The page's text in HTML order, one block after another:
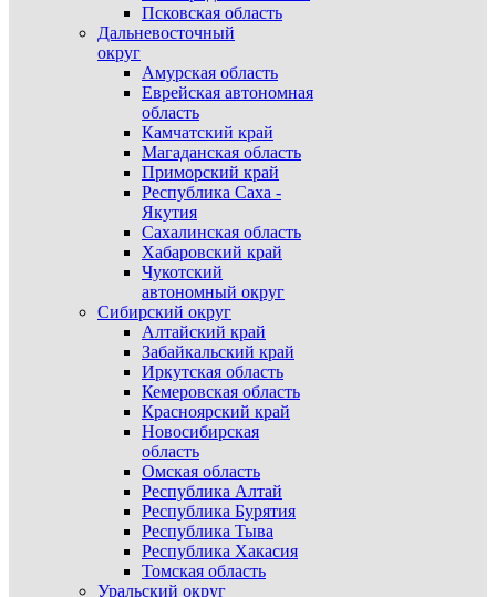
Псковская область
Дальневосточный
округ
Амурская область
Еврейская автономная
область
Камчатский край
Магаданская область
Приморский край
Республика Саха -
Якутия
Сахалинская область
Хабаровский край
Чукотский
автономный округ
Сибирский округ
Алтайский край
Забайкальский край
Иркутская область
Кемеровская область
Красноярский край
Новосибирская
область
Омская область
Республика Алтай
Республика Бурятия
Республика Тыва
Республика Хакасия
Томская область
Уральский округ